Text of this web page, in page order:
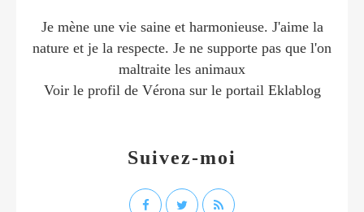
Suivez-moi
Je mène une vie saine et harmonieuse. J'aime la
nature et je la respecte. Je ne supporte pas que l'on
maltraite les animaux
Voir le profil de Véronasur le portail Eklablog